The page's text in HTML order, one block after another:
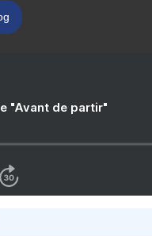
"Avant de partir"